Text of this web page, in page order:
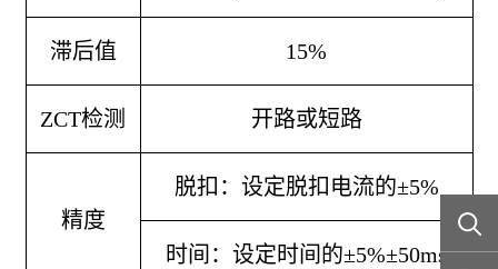
滞后值 15%
ZCT检测 开路或短路
精度
脱扣：设定脱扣电流的±5%
时间：设定时间的±5%±50ms